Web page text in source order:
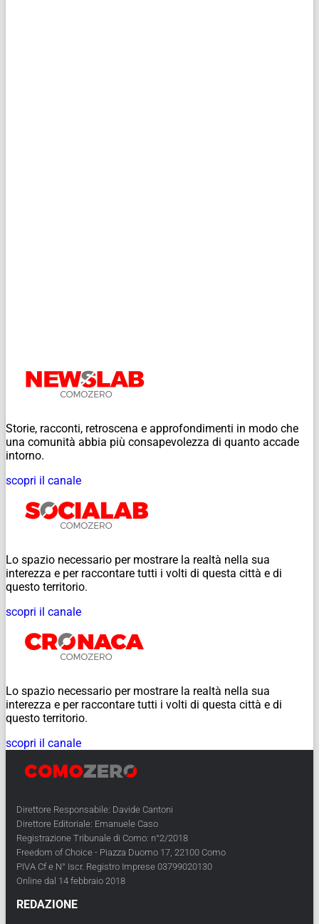
Storie, racconti, retroscena e approfondimenti in modo che
una comunità abbia più consapevolezza di quanto accade
intorno.
scopri il canale
Lo spazio necessario per mostrare la realtà nella sua
interezza e per raccontare tutti i volti di questa città e di
questo territorio.
scopri il canale
Lo spazio necessario per mostrare la realtà nella sua
interezza e per raccontare tutti i volti di questa città e di
questo territorio.
scopri il canale
Direttore Responsabile: Davide Cantoni
Direttore Editoriale: Emanuele Caso
Registrazione Tribunale di Como: n°2/2018
Freedom of Choice - Piazza Duomo 17, 22100 Como
PIVA Cf e N° Iscr. Registro Imprese 03799020130
Online dal 14 febbraio 2018
REDAZIONE